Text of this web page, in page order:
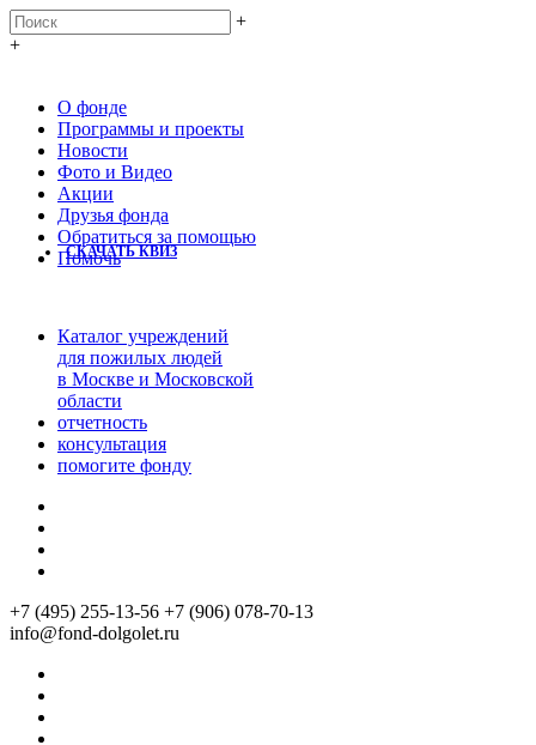
+
+
О фонде
Программы и проекты
Новости
Фото и Видео
Акции
Друзья фонда
Обратиться за помощью
Помочь
СКАЧАТЬ КВИЗ
Каталог учреждений
для пожилых людей
в Москве и Московской
области
отчетность
консультация
помогите фонду
+7 (495) 255‑13‑56 +7 (906) 078‑70‑13
info@fond-dolgolet.ru